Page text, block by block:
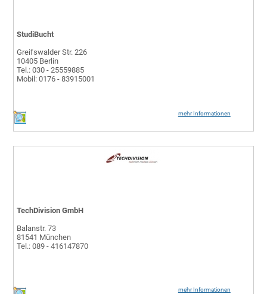
mehr Informationen
StudiBucht
Greifswalder Str. 226
10405 Berlin
Tel.: 030 - 25559885
Mobil: 0176 - 83915001
mehr Informationen
TechDivision GmbH
Balanstr. 73
81541 München
Tel.: 089 - 416147870